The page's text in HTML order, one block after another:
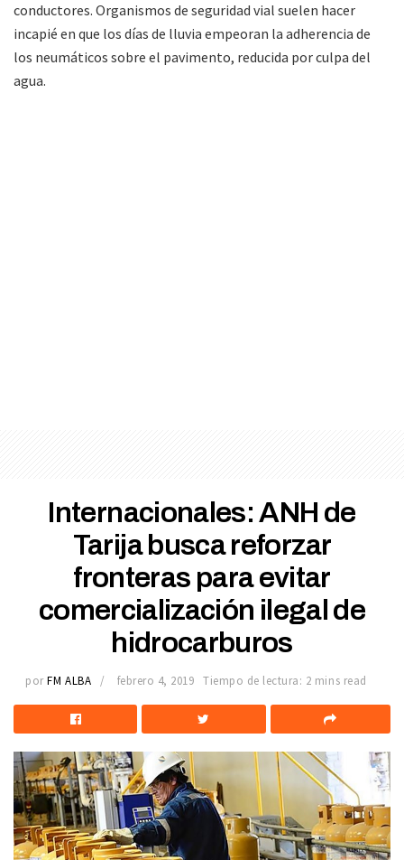
conductores. Organismos de seguridad vial suelen hacer
incapié en que los días de lluvia empeoran la adherencia de
los neumáticos sobre el pavimento, reducida por culpa del
agua.
Internacionales: ANH de
Tarija busca reforzar
fronteras para evitar
comercialización ilegal de
hidrocarburos
por FM ALBA febrero 4, 2019 Tiempo de lectura: 2 mins read